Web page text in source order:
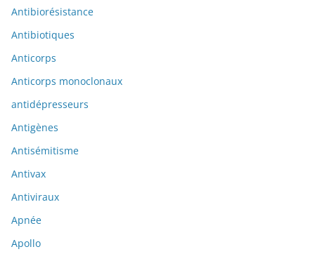
Antibiorésistance
Antibiotiques
Anticorps
Anticorps monoclonaux
antidépresseurs
Antigènes
Antisémitisme
Antivax
Antiviraux
Apnée
Apollo